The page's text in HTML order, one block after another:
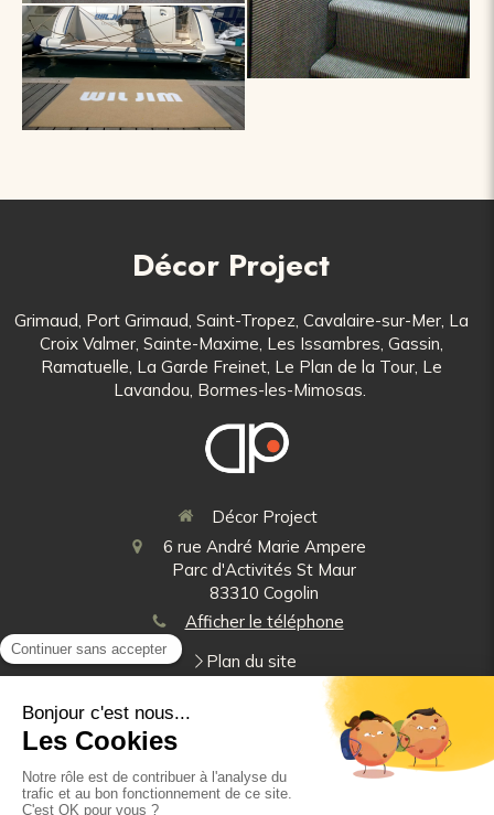
Décor Project
Grimaud, Port Grimaud, Saint-Tropez, Cavalaire-sur-Mer, La
Croix Valmer, Sainte-Maxime, Les Issambres, Gassin,
Ramatuelle, La Garde Freinet, Le Plan de la Tour, Le
Lavandou, Bormes-les-Mimosas.
Décor Project
6 rue André Marie Ampere
Parc d'Activités St Maur
83310 Cogolin
Afficher le téléphone
Plan du site
©2025 Décor Project - Sols stores